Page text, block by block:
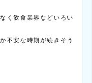
く飲食業界などいろい
不安な時期が続きそう